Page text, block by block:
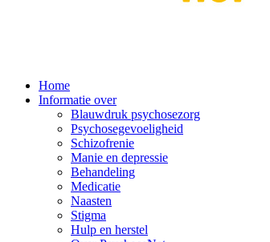
Main
Navigation
Home
Informatie over
Blauwdruk psychosezorg
Psychosegevoeligheid
Schizofrenie
Manie en depressie
Behandeling
Medicatie
Naasten
Stigma
Hulp en herstel